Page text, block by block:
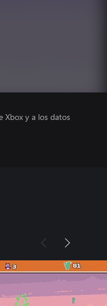
Xbox y a los datos